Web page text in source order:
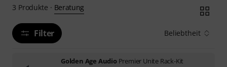
3 Produkte · Beratung
Filter Beliebtheit
Golden Age Audio Premier Unite Rack-Kit